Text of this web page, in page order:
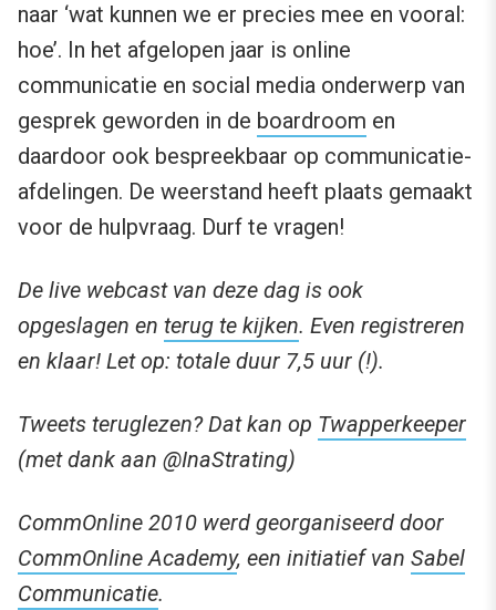
naar ‘wat kunnen we er precies mee en vooral:
hoe’. In het afgelopen jaar is online
communicatie en social media onderwerp van
gesprek geworden in de boardroom en
daardoor ook bespreekbaar op communicatie-
afdelingen. De weerstand heeft plaats gemaakt
voor de hulpvraag. Durf te vragen!
De live webcast van deze dag is ook
opgeslagen en terug te kijken. Even registreren
en klaar! Let op: totale duur 7,5 uur (!).
Tweets teruglezen? Dat kan op Twapperkeeper
(met dank aan @InaStrating)
CommOnline 2010 werd georganiseerd door
CommOnline Academy, een initiatief van Sabel
Communicatie.